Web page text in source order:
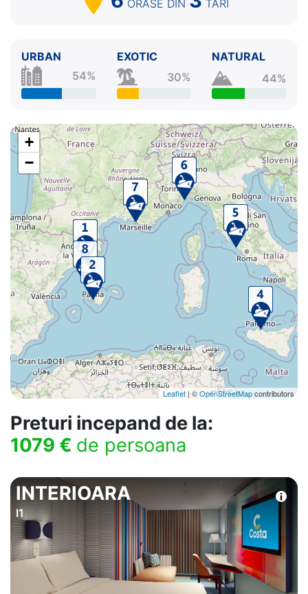
ORASE DIN TARI
URBAN
54%
EXOTIC
30%
NATURAL
44%
+
−
Leaflet | ©OpenStreetMapcontributors
Preturi incepand de la:
1079 € de persoana
INTERIOARA
I1